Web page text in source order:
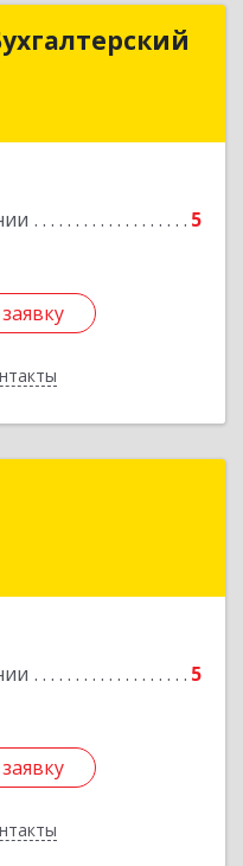
5
Подробнее
5
Карасукский р-н,